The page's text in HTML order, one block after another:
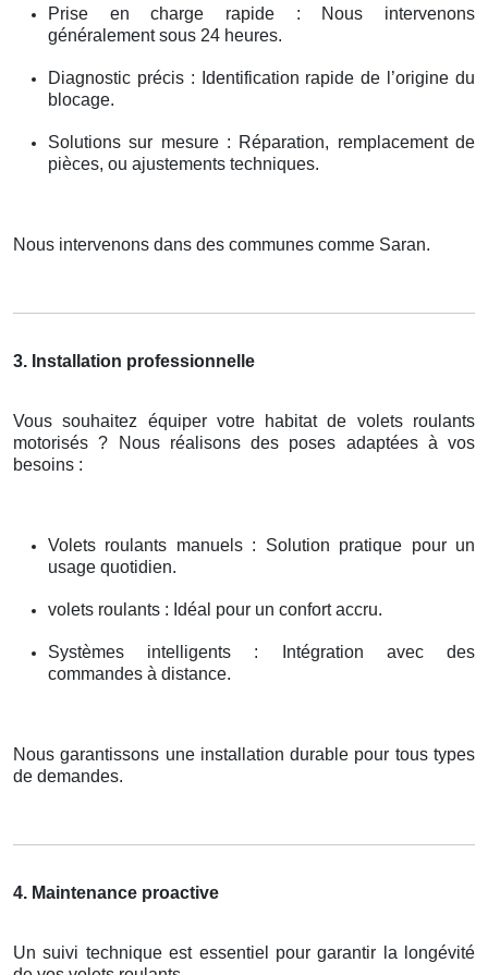
Prise en charge rapide : Nous intervenons
généralement sous 24 heures.
Diagnostic précis : Identification rapide de l’origine du
blocage.
Solutions sur mesure : Réparation, remplacement de
pièces, ou ajustements techniques.
Nous intervenons dans des communes comme Saran.
3. Installation professionnelle
Vous souhaitez équiper votre habitat de volets roulants
motorisés ? Nous réalisons des poses adaptées à vos
besoins :
Volets roulants manuels : Solution pratique pour un
usage quotidien.
volets roulants : Idéal pour un confort accru.
Systèmes intelligents : Intégration avec des
commandes à distance.
Nous garantissons une installation durable pour tous types
de demandes.
4. Maintenance proactive
Un suivi technique est essentiel pour garantir la longévité